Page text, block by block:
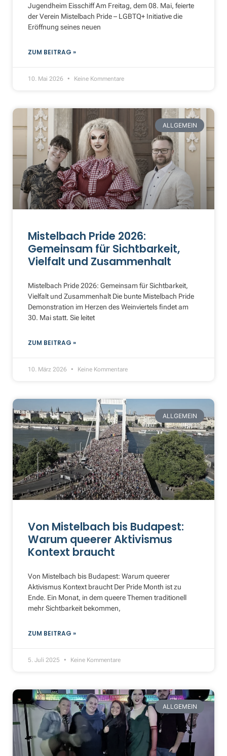
Jugendheim Eisschiff Am Freitag, dem 08. Mai, feierte
der Verein Mistelbach Pride – LGBTQ+ Initiative die
Eröffnung seines neuen
ZUM BEITRAG »
10. Mai 2026 Keine Kommentare
ALLGEMEIN
Mistelbach Pride 2026:
Gemeinsam für Sichtbarkeit,
Vielfalt und Zusammenhalt
Mistelbach Pride 2026: Gemeinsam für Sichtbarkeit,
Vielfalt und Zusammenhalt Die bunte Mistelbach Pride
Demonstration im Herzen des Weinviertels findet am
30. Mai statt. Sie leitet
ZUM BEITRAG »
10. März 2026 Keine Kommentare
ALLGEMEIN
Von Mistelbach bis Budapest:
Warum queerer Aktivismus
Kontext braucht
Von Mistelbach bis Budapest: Warum queerer
Aktivismus Kontext braucht Der Pride Month ist zu
Ende. Ein Monat, in dem queere Themen traditionell
mehr Sichtbarkeit bekommen,
ZUM BEITRAG »
5. Juli 2025 Keine Kommentare
ALLGEMEIN